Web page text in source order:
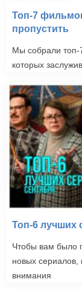
Топ-7
пропустить
Мы собрали топ-
которых
Топ-6 лучших
Чтобы вам было
новых сериалов,
внимания